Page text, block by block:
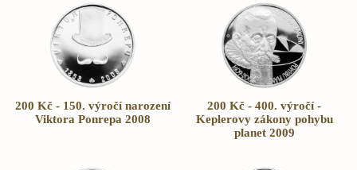
200 Kč - 150. výročí narození
Viktora Ponrepa 2008
200 Kč - 400. výročí -
Keplerovy zákony pohybu
planet 2009